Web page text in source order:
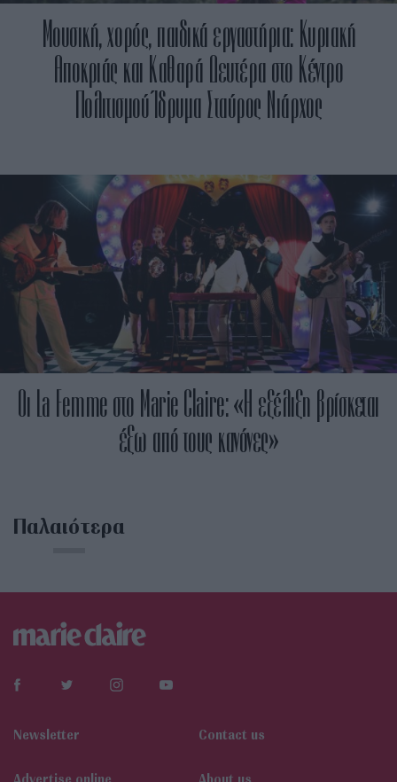
Μουσική, χορός, παιδικά εργαστήρια: Κυριακή
Αποκριάς και Καθαρά Δευτέρα στο Κέντρο
Πολιτισμού Ίδρυμα Σταύρος Νιάρχος
Οι La Femme στο Marie Claire: «Η εξέλιξη βρίσκεται
έξω από τους κανόνες»
Παλαιότερα
Newsletter Contact us